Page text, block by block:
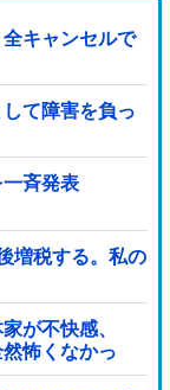
キャンセルで
て障害を負っ
一斉発表
増税する。私の
が不快感、
怖くなかっ